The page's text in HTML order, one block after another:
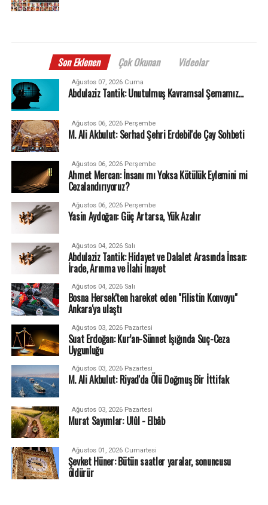
Son Eklenen Çok Okunan Videolar
Ağustos 07, 2026 Cuma
Abdulaziz Tantik: Unutulmuş Kavramsal Şemamız…
Ağustos 06, 2026 Perşembe
M. Ali Akbulut: Serhad Şehri Erdebil'de Çay Sohbeti
Ağustos 06, 2026 Perşembe
Ahmet Mercan: İnsanı mı Yoksa Kötülük Eylemini mi
Cezalandırıyoruz?
Ağustos 06, 2026 Perşembe
Yasin Aydoğan: Güç Artarsa, Yük Azalır
Ağustos 04, 2026 Salı
Abdulaziz Tantik: Hidayet ve Dalalet Arasında İnsan:
İrade, Arınma ve İlahi İnayet
Ağustos 04, 2026 Salı
Bosna Hersek'ten hareket eden "Filistin Konvoyu"
Ankara'ya ulaştı
Ağustos 03, 2026 Pazartesi
Suat Erdoğan: Kur’an-Sünnet Işığında Suç-Ceza
Uygunluğu
Ağustos 03, 2026 Pazartesi
M. Ali Akbulut: Riyad'da Ölü Doğmuş Bir İttifak
Ağustos 03, 2026 Pazartesi
Murat Sayımlar: Ulûl - Elbâb
Ağustos 01, 2026 Cumartesi
Şevket Hüner: Bütün saatler yaralar, sonuncusu
öldürür